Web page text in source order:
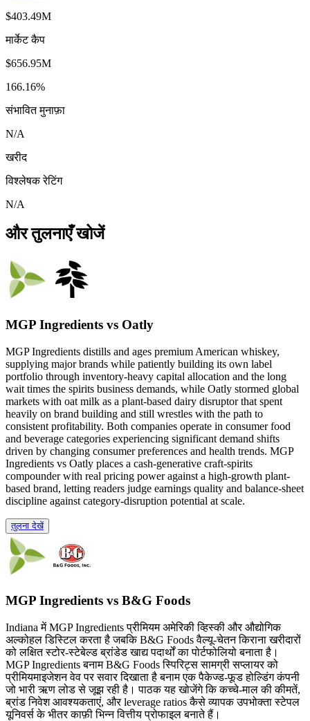
$403.49M
मार्केट कैप
$656.95M
166.16%
संभावित मुनाफ़ा
N/A
खरीद
विश्लेषक रेटिंग
N/A
और तुलनाएँ खोजें
MGP Ingredients vs Oatly
MGP Ingredients distills and ages premium American whiskey,
supplying major brands while patiently building its own label
portfolio through inventory-heavy capital allocation and the long
wait times the spirits business demands, while Oatly stormed global
markets with oat milk as a plant-based dairy disruptor that spent
heavily on brand building and still wrestles with the path to
consistent profitability. Both companies operate in consumer food
and beverage categories experiencing significant demand shifts
driven by changing consumer preferences and health trends. MGP
Ingredients vs Oatly places a cash-generative craft-spirits
compounder with real pricing power against a high-growth plant-
based brand, letting readers judge earnings quality and balance-sheet
discipline against category-disruption potential at scale.
तुलना देखें
MGP Ingredients vs B&G Foods
Indiana में MGP Ingredients प्रीमियम अमेरिकी व्हिस्की और औद्योगिक
अल्कोहल डिस्टिल करता है जबकि B&G Foods वैल्यू-चेतन किराना खरीदारों
को लक्षित स्टोर-स्टेबेल्ड ब्रांडेड खाद्य पदार्थों का पोर्टफोलियो बनाता है।
MGP Ingredients बनाम B&G Foods स्पिरिट्स सामग्री सप्लायर को
प्रीमियमाइजेशन वेव पर सवार दिखाता है बनाम एक पैकेज्ड-फूड होल्डिंग कंपनी
जो भारी ऋण लोड से जूझ रही है। पाठक यह खोजेंगे कि कच्चे-माल की कीमतें,
ब्रांड निवेश आवश्यकताएं, और leverage ratios कैसे व्यापक उपभोक्ता स्टेपल
यूनिवर्स के भीतर काफ़ी भिन्न वित्तीय प्रोफाइल बनाते हैं।